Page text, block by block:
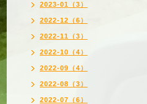
2023-01（3）
2022-12（6）
2022-11（3）
2022-10（4）
2022-09（4）
2022-08（3）
2022-07（6）